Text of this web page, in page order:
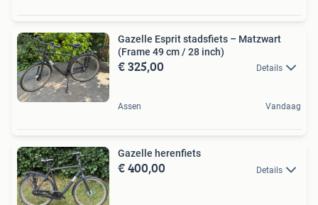
Gazelle Esprit stadsfiets – Matzwart
(Frame 49 cm / 28 inch)
€ 325,00 Details
Assen Vandaag
Gazelle herenfiets
€ 400,00 Details